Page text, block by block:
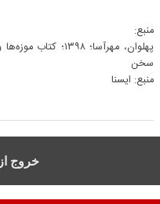
منبع:
پهلوان، مهرآسا؛
سخن
منبع: ايسنا
خروج